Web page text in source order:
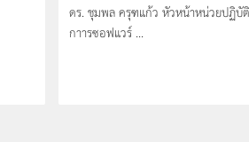
ดร. ชุมพล ครุฑแก้ว หัวหน้าหน่วยปฏิบั
กาารซอฟแวร์ ...